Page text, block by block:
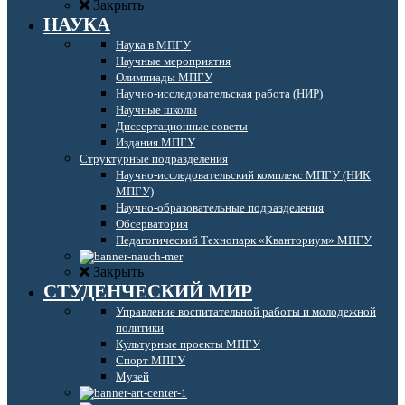
Закрыть
НАУКА
Наука в МПГУ
Научные мероприятия
Олимпиады МПГУ
Научно-исследовательская работа (НИР)
Научные школы
Диссертационные советы
Издания МПГУ
Структурные подразделения
Научно-исследовательский комплекс МПГУ (НИК
МПГУ)
Научно-образовательные подразделения
Обсерватория
Педагогический Технопарк «Кванториум» МПГУ
Закрыть
СТУДЕНЧЕСКИЙ МИР
Управление воспитательной работы и молодежной
политики
Культурные проекты МПГУ
Спорт МПГУ
Музей